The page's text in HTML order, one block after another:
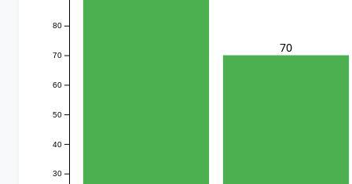
30
40
50
60
70
80
70